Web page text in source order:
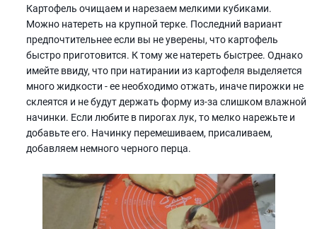
Картофель очищаем и нарезаем мелкими кубиками.
Можно натереть на крупной терке. Последний вариант
предпочтительнее если вы не уверены, что картофель
быстро приготовится. К тому же натереть быстрее. Однако
имейте ввиду, что при натирании из картофеля выделяется
много жидкости - ее необходимо отжать, иначе пирожки не
склеятся и не будут держать форму из-за слишком влажной
начинки. Если любите в пирогах лук, то мелко нарежьте и
добавьте его. Начинку перемешиваем, присаливаем,
добавляем немного черного перца.